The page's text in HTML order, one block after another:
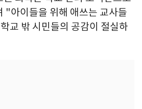
"아이들을 위해 애쓰는 교사들
교 밖 시민들의 공감이 절실하